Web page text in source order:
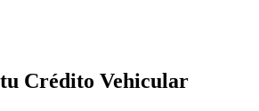
Crédito Vehicular